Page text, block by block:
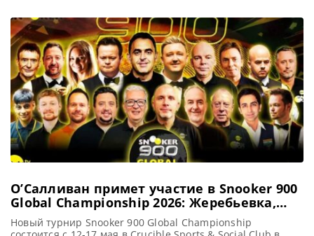
разыграно восемь карт World Snooker Tour, а финалисты
(ПОБЕДИТЕЛИ) каждого из […]
О’Салливан примет участие в Snooker 900
Global Championship 2026: Жеребьевка,
расписание матчей и формат турнира
Новый турнир Snooker 900 Global Championship